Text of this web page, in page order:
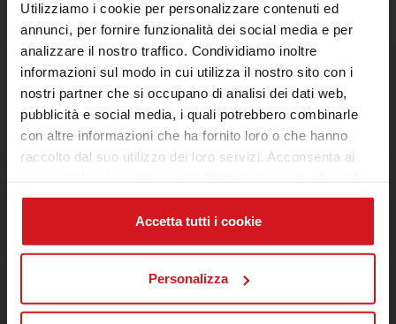
Utilizziamo i cookie per personalizzare contenuti ed
annunci, per fornire funzionalità dei social media e per
analizzare il nostro traffico. Condividiamo inoltre
informazioni sul modo in cui utilizza il nostro sito con i
nostri partner che si occupano di analisi dei dati web,
pubblicità e social media, i quali potrebbero combinarle
con altre informazioni che ha fornito loro o che hanno
raccolto dal suo utilizzo dei loro servizi. Acconsenta ai
Accetta tutti i cookie
Personalizza
3
Video, Infografiche e Web
Series
Realizziamo contenuti in cui
grafici e video: la multimedialità,
grazie alla sua capacità di
intrattenimento, permette di
comunicare in modo più chiaro
e diretto, aumentando